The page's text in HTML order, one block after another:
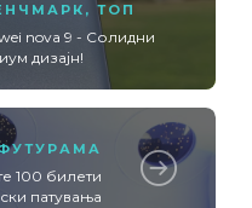
, ТОП
nova 9 - Солидни
дизајн!
100 билети
патувања